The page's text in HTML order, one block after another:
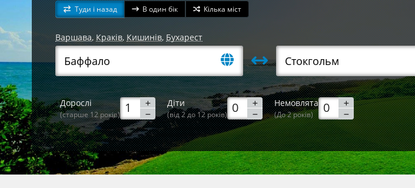
Туди і назад В один бік Кілька міст
Варшава,Краків, Кишинів, Бухарест
Дорослі
(старше 12 років)
Діти
(від 2 до 12 років)
Немовлята
(До 2 років)